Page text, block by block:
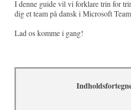
I denne guide vil vi forklare trin for
dig et team på dansk i Microsoft
Lad os komme i gang!